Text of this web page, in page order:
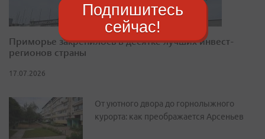
Приморье закрепилось в десятке лучших инвест-
регионов страны
17.07.2026
От уютного двора до горнолыжного
курорта: как преображается Арсеньев
Подпишитесь
сейчас!